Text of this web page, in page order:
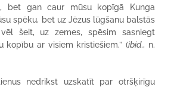
bet gan caur mūsu kopīgā Kunga
spēku, bet uz Jēzus lūgšanu balstās
šeit, uz zemes, spēsim sasniegt
kopību ar visiem kristiešiem.” (ibid., n.
nedrīkst uzskatīt par otršķirīgu